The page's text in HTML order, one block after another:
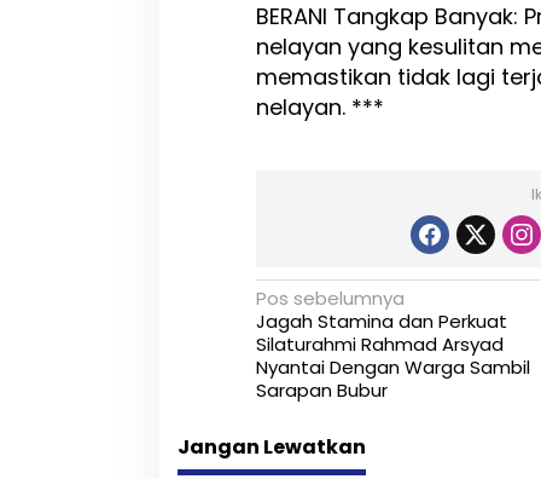
BERANI Tangkap
nelayan yang kesulitan
memastikan tidak lagi
nelayan. ***
N
a
v
g
Pos sebelumnya
Jagah Stamina dan Perkuat
Silaturahmi Rahmad Arsyad
Nyantai Dengan Warga Sambil
Sarapan Bubur
Jangan Lewatkan